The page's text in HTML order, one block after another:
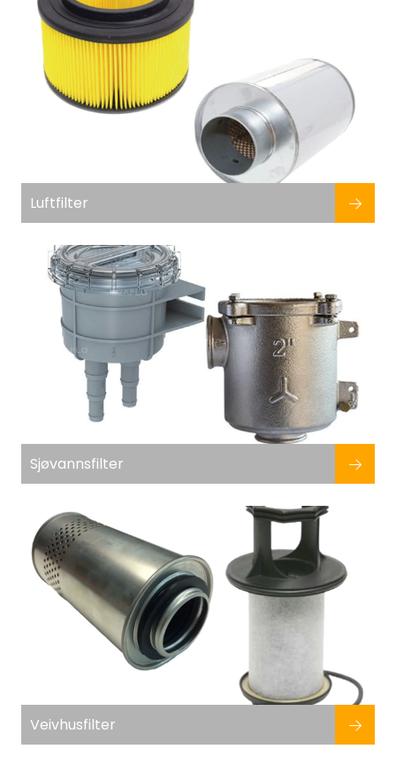
Luftfilter
Sjøvannsfilter
Veivhusfilter